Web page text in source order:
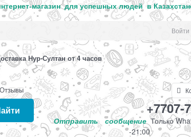
магазин для успешных людей в
Войти
Нур-Султан от 4 часов
Отзывы
+7707-
Отправить сообщениеТолько
-21:00